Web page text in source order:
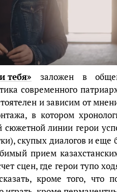
тебя» заложен в
современного
и зависим от
в котором
линии герои
скупых диалогов и еще
прием
сцен, где герои тупо
кроме того, что